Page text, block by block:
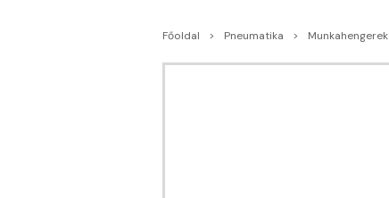
Főoldal Pneumatika Munkahengerek